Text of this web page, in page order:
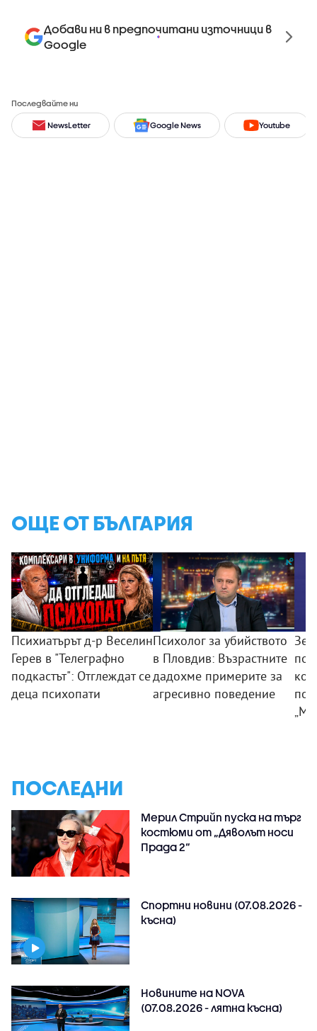
Добави ни в предпочитани източници в
Google
Последвайте ни
NewsLetter Google News Youtube
ОЩЕ ОТ БЪЛГАРИЯ
Психиатърът д-р Веселин
Герев в "Телеграфно
подкастът": Отглеждат се
деца психопати
Психолог за убийството
в Пловдив: Възрастните
дадохме примерите за
агресивно поведение
ПОСЛЕДНИ
Мерил Стрийп пуска на търг
костюми от „Дяволът носи
Прада 2“
Спортни новини (07.08.2026 -
късна)
Новините на NOVA
(07.08.2026 - лятна късна)